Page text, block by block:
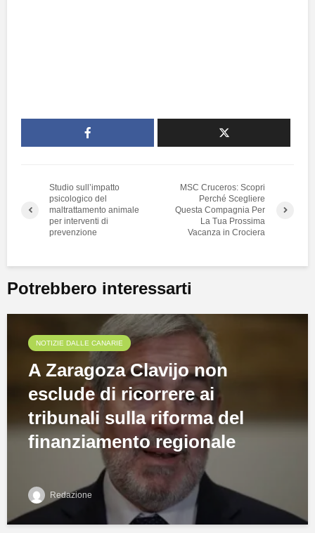
Studio sull’impatto
psicologico del
maltrattamento animale
per interventi di
prevenzione
MSC Cruceros: Scopri
Perché Scegliere
Questa Compagnia Per
La Tua Prossima
Vacanza in Crociera
Potrebbero interessarti
NOTIZIE DALLE CANARIE
A Zaragoza Clavijo non
esclude di ricorrere ai
tribunali sulla riforma del
finanziamento regionale
Redazione